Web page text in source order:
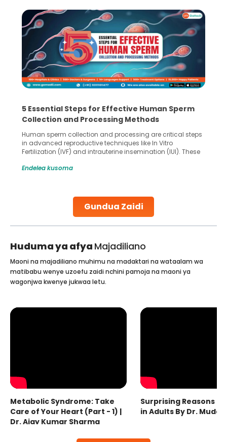
Gundua Zaidi
5 Essential Steps for Effective Human Sperm
Collection and Processing Methods
Human sperm collection and processing are critical steps
in advanced reproductive techniques like In Vitro
Fertilization (IVF) and intrauterine insemination (IUI). These
challenges and help couples achieve their dream of
collected, they process the
Endelea kusoma
Huduma ya afya Majadiliano
Maoni na majadiliano muhimu na madaktari na wataalam wa
matibabu wenye uzoefu zaidi nchini pamoja na maoni ya
wagonjwa kwenye jukwaa letu.
Metabolic Syndrome: Take
Care of Your Heart (Part - 1) |
Dr. Ajay Kumar Sharma
Surprising Reasons
in Adults By Dr.